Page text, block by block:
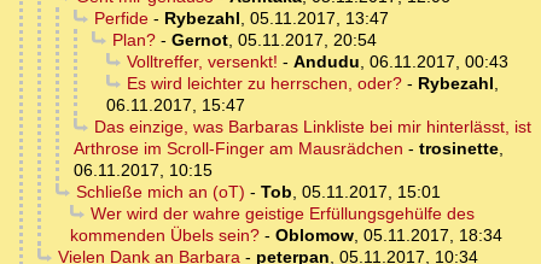
Perfide- Rybezahl, 05.11.2017, 13:47
Plan?- Gernot, 05.11.2017, 20:54
Volltreffer, versenkt! - Andudu, 06.11.2017, 00:43
Es wird leichter zu herrschen, oder?- Rybezahl,
06.11.2017, 15:47
Das einzige, was Barbaras Linkliste bei mir hinterlässt, ist
Arthrose im Scroll-Finger am Mausrädchen - trosinette,
06.11.2017, 10:15
Schließe mich an (oT) - Tob, 05.11.2017, 15:01
Wer wird der wahre geistige Erfüllungsgehülfe des
kommenden Übels sein? - Oblomow, 05.11.2017, 18:34
Vielen Dank an Barbara- peterpan, 05.11.2017, 10:34